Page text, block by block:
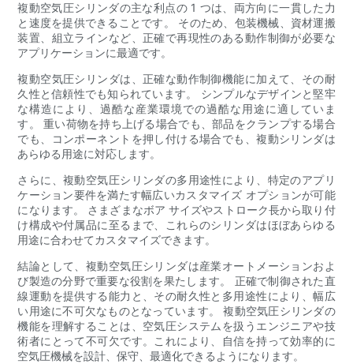
複動空気圧シリンダの主な利点の 1 つは、両方向に一貫した力
と速度を提供できることです。 そのため、包装機械、資材運搬
装置、組立ラインなど、正確で再現性のある動作制御が必要な
アプリケーションに最適です。
複動空気圧シリンダは、正確な動作制御機能に加えて、その耐
久性と信頼性でも知られています。 シンプルなデザインと堅牢
な構造により、過酷な産業環境での過酷な用途に適していま
す。 重い荷物を持ち上げる場合でも、部品をクランプする場合
でも、コンポーネントを押し付ける場合でも、複動シリンダは
あらゆる用途に対応します。
さらに、複動空気圧シリンダの多用途性により、特定のアプリ
ケーション要件を満たす幅広いカスタマイズ オプションが可能
になります。 さまざまなボア サイズやストローク長から取り付
け構成や付属品に至るまで、これらのシリンダはほぼあらゆる
用途に合わせてカスタマイズできます。
結論として、複動空気圧シリンダは産業オートメーションおよ
び製造の分野で重要な役割を果たします。 正確で制御された直
線運動を提供する能力と、その耐久性と多用途性により、幅広
い用途に不可欠なものとなっています。 複動空気圧シリンダの
機能を理解することは、空気圧システムを扱うエンジニアや技
術者にとって不可欠です。これにより、自信を持って効率的に
空気圧機械を設計、保守、最適化できるようになります。